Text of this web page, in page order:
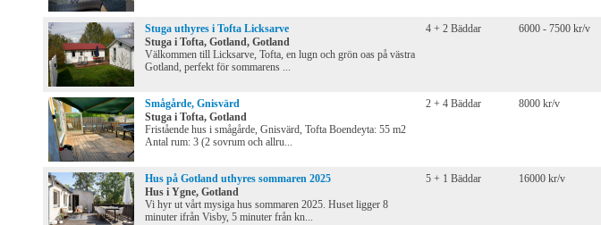
Stuga uthyres i Tofta Licksarve
Stuga i Tofta, Gotland, Gotland
Välkommen till Licksarve, Tofta, en lugn och grön oas på västra
Gotland, perfekt för sommarens ...
4 + 2 Bäddar 6000 - 7500 kr/v
Smågårde, Gnisvärd
Stuga i Tofta, Gotland
Fristående hus i smågårde, Gnisvärd, Tofta Boendeyta: 55 m2
Antal rum: 3 (2 sovrum och allru...
2 + 4 Bäddar 8000 kr/v
Hus på Gotland uthyres sommaren 2025
Hus i Ygne, Gotland
Vi hyr ut vårt mysiga hus sommaren 2025. Huset ligger 8
minuter ifrån Visby, 5 minuter från kn...
5 + 1 Bäddar 16000 kr/v